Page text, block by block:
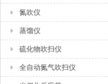
氮吹仪
蒸馏仪
硫化物吹扫仪
全自动氮气吹扫仪